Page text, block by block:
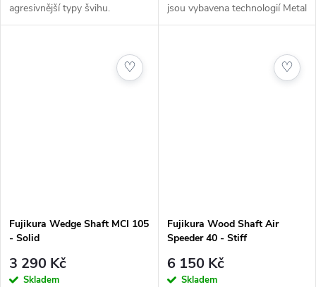
agresivnější typy švihu.
Vyztužená špička a střední
středně pronikavou trajektorii...
jsou vybavena technologií Metal
Composite Technology, která
grafit do jednoho revolučního...
Fujikura Wedge Shaft MCI 105
- Solid
3 290 Kč
Skladem
♡
Fujikura Wood Shaft Air
Speeder 40 - Stiff
6 150 Kč
Skladem
♡